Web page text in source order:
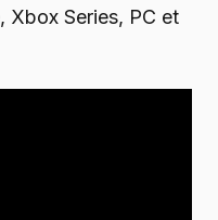
Xbox Series, PC et